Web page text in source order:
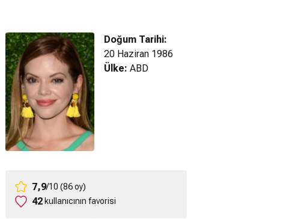
Don't Trust The Bitch
In Apartment 23
(2012) Tanıtım
Doğum Tarihi:
20 Haziran 1986
Ülke: ABD
7,9/10 (86 oy)
42 kullanıcının favorisi